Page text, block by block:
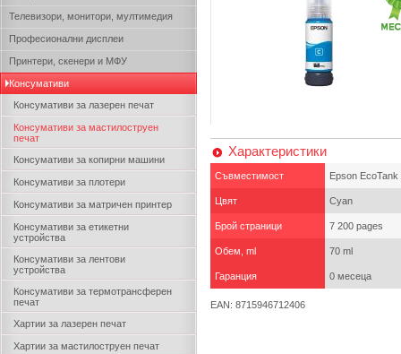
Телевизори, монитори, мултимедия
Професионални дисплеи
Принтери, скенери и МФУ
Консумативи
Консумативи за лазерен печат
Консумативи за мастилоструен
печат
Консумативи за копирни машини
Консумативи за плотери
Консумативи за матричен принтер
Консумативи за етикетни
устройства
Консумативи за лентови
устройства
Консумативи за термотрансферен
печат
Хартии за лазерен печат
Хартии за мастилоструен печат
Характеристики
Съвместимост Epson EcoTank
Цвят Cyan
Брой страници 7 200 pages
Обем, ml 70 ml
Гаранция 0 месеца
EAN: 8715946712406